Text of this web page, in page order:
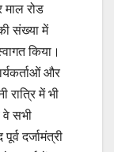
माल रोड
संख्या में
किया।
और
में भी
वे सभी
दर्जामंत्री